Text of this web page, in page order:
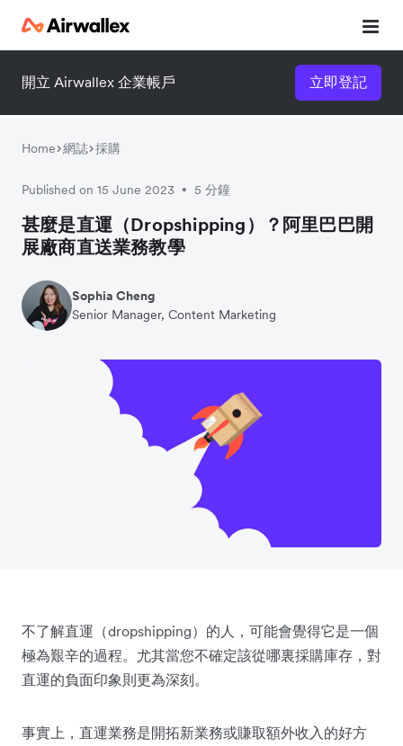
開立 Airwallex 企業帳戶 立即登記
Home 網誌 採購
Published on 15 June 2023 • 5 分鐘
甚麼是直運（Dropshipping）？阿里巴巴開
展廠商直送業務教學
Sophia Cheng
Senior Manager, Content Marketing
不了解直運（dropshipping）的人，可能會覺得它是一個
極為艱辛的過程。尤其當您不確定該從哪裏採購庫存，對
直運的負面印象則更為深刻。
事實上，直運業務是開拓新業務或賺取額外收入的好方
立即觀看 3 分鐘體驗短片
請填寫資料以觀體驗短片：